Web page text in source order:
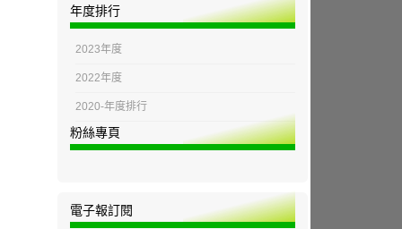
年度排行
2023年度
2022年度
2020-年度排行
粉絲專頁
電子報訂閱